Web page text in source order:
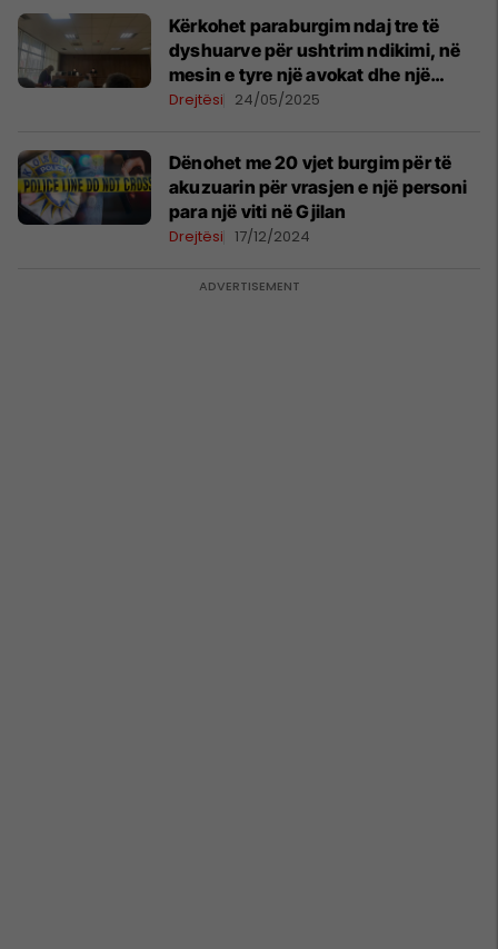
Kërkohet paraburgim ndaj tre të
dyshuarve për ushtrim ndikimi, në
mesin e tyre një avokat dhe një
zyrtar i gjykatës
Drejtësi 24/05/2025
​Dënohet me 20 vjet burgim për të
akuzuarin për vrasjen e një personi
para një viti në Gjilan
Drejtësi 17/12/2024